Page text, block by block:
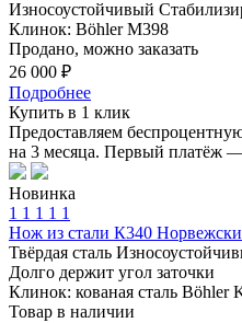
Износоустойчивый
Клинок: Böhler M398
Продано, можно заказать
26 000 ₽
Подробнее
Купить в 1 клик
Предоставляем
на 3 месяца. Первый платёж
Новинка
1 1 1 1 1
Нож из стали К340
Твёрдая сталь
Долго держит угол заточки
Клинок: кованая сталь Böhler
Товар в наличии